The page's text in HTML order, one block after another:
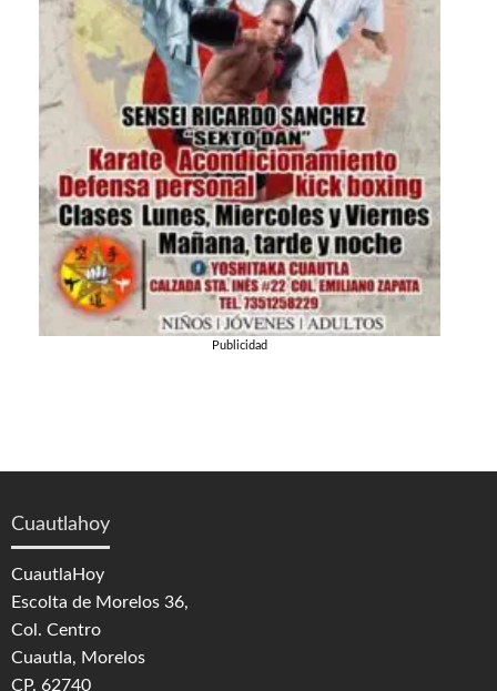
Publicidad
Cuautlahoy
CuautlaHoy
Escolta de Morelos 36,
Col. Centro
Cuautla, Morelos
CP. 62740